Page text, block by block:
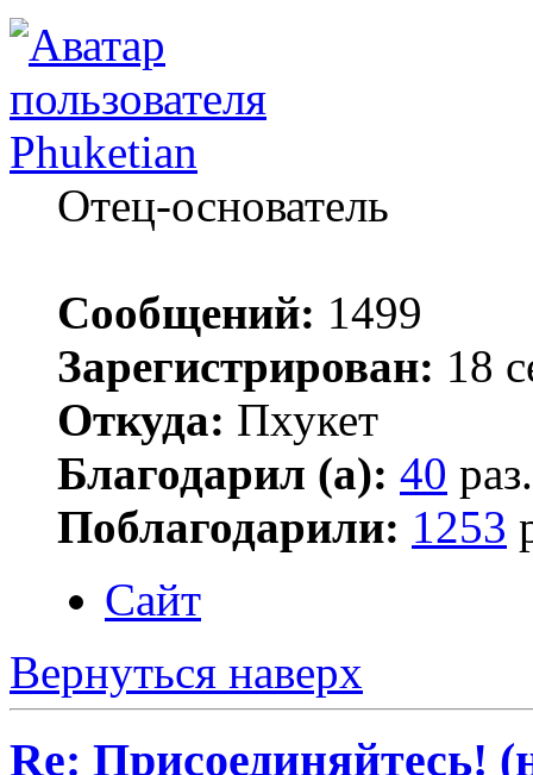
Phuketian
Отец-основатель
Сообщений: 1499
Зарегистрирован: 18
Откуда: Пхукет
Благодарил (а): 40 раз.
Поблагодарили: 1253
Сайт
Вернуться наверх
Re: Присоединяйтесь!